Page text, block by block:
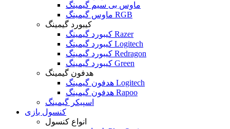
ماوس بی سیم گیمینگ
ماوس گیمینگ RGB
کیبورد گیمینگ
کیبورد گیمینگ Razer
کیبورد گیمینگ Logitech
کیبورد گیمینگ Redragon
کیبورد گیمینگ Green
هدفون گیمینگ
هدفون گیمینگ Logitech
هدفون گیمینگ Rapoo
اسپیکر گیمینگ
کنسول بازی
انواع کنسول